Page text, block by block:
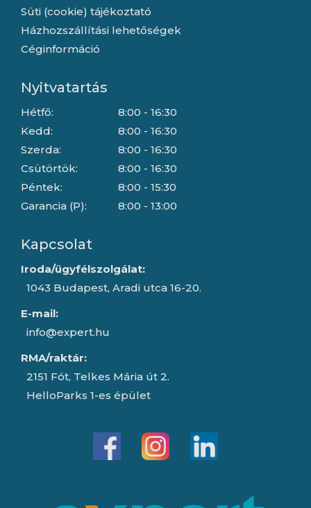
Süti (cookie) tájékoztató
Házhozszállítási lehetőségek
Céginformáció
Nyitvatartás
Hétfő:
Kedd:
Szerda:
Csütörtök:
Péntek:
Garancia (P):
8:00 - 16:30
8:00 - 16:30
8:00 - 16:30
8:00 - 16:30
8:00 - 15:30
8:00 - 13:00
Kapcsolat
Iroda/ügyfélszolgálat:
1043 Budapest, Aradi utca 16-20.
E-mail:
info@expert.hu
RMA/raktár:
2151 Fót, Telkes Mária út 2.
HelloParks 1-es épület